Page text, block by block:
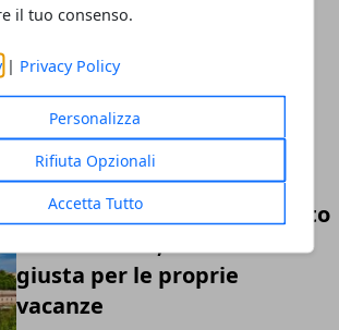
il tuo consenso.
| Privacy Policy
Personalizza
Rifiuta Opzionali
Accetta Tutto
Vacanze in Puglia, ecco le
migliori offerte
dicembre 23, 2021
Case vacanze e ville in affitto
giusta per le proprie
vacanze